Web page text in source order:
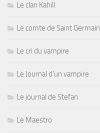
Le clan Kahill
Le comte de Saint Germain
Le cri du vampire
Le Journal d'un vampire
Le journal de Stefan
Le Maestro